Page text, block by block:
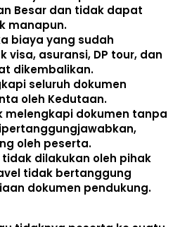
Besar dan tidak dapat
manapun.
biaya yang sudah
asuransi, DP tour, dan
dikembalikan.
seluruh dokumen
oleh Kedutaan.
dokumen tanpa
oleh peserta.
dilakukan oleh pihak
tidak bertanggung
dokumen pendukung.